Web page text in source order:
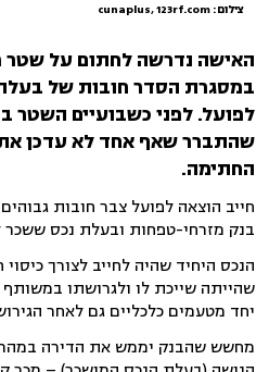
צילום: cunaplus, 123rf.com
האישה נדרשה לחתום על שטר
במסגרת הסדר חובות של
לפועל. לפני כשבועיים השטר
שהתברר שאף אחד לא עדכן
החתימה.
חייב הוצאה לפועל צבר חובות
בנק מזרחי-טפחות ובעלת נכס ששכר
הנכס היחיד שהיה לחייב לצורך
שהייתה שייכת לו ולגרושתו
יחד מטעמים כלכליים גם לאחר
מחשש שהבנק יממש את הדירה